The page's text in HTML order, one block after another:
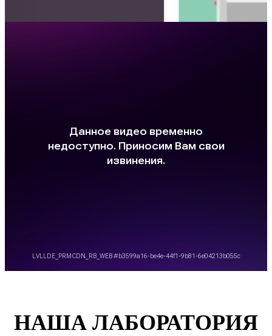
НАША ЛАБОРАТОРИЯ